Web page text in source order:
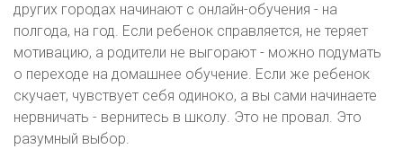
других городах начинают с онлайн-обучения - на
полгода, на год. Если ребенок справляется, не теряет
мотивацию, а родители не выгорают - можно подумать
о переходе на домашнее обучение. Если же ребенок
скучает, чувствует себя одиноко, а вы сами начинаете
нервничать - вернитесь в школу. Это не провал. Это
разумный выбор.